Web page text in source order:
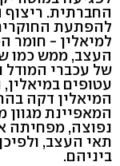
החברתית.
להפתעת
למיאלין - חומר
העצב, ממש כמו
של עכברי המודל
עטופים
המיאלין דקה
המאפיינת מגוון
נפוצה, מפחיתה
תאי העצב,
ביניהם.